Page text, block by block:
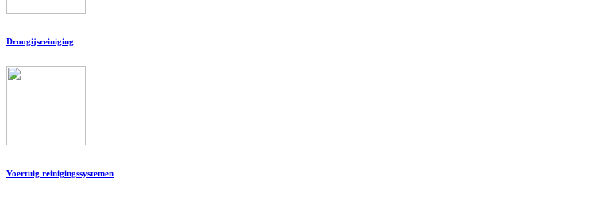
Droogijsreiniging
Voertuig reinigingssystemen